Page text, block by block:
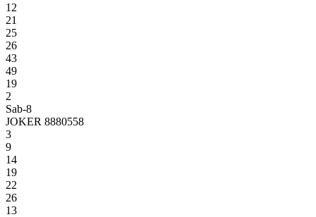
12
21
25
26
43
49
19
2
Sab-8
JOKER 8880558
3
9
14
19
22
26
13